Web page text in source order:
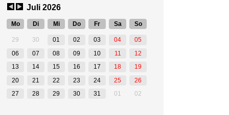
Juli 2026
Mo Di Mi Do Fr Sa So
29 30 01 02 03 04
05
06
07 08 09 10 11
12
13
14 15 16 17 18
19
20
21 22 23 24 25
26
27
28 29 30 31 01 02